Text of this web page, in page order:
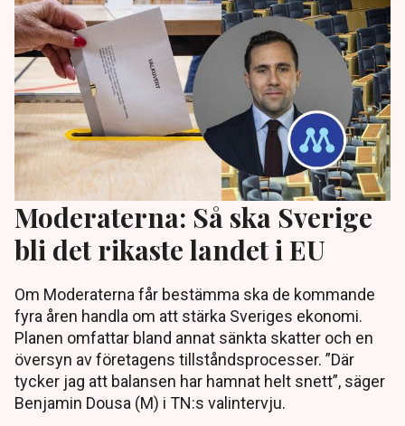
Moderaterna: Så ska Sverige
bli det rikaste landet i EU
Om Moderaterna får bestämma ska de kommande
fyra åren handla om att stärka Sveriges ekonomi.
Planen omfattar bland annat sänkta skatter och en
översyn av företagens tillståndsprocesser. ”Där
tycker jag att balansen har hamnat helt snett”, säger
Benjamin Dousa (M) i TN:s valintervju.